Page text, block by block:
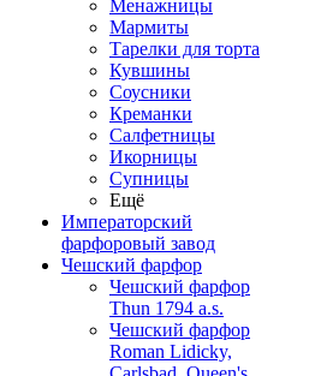
Менажницы
Мармиты
Тарелки для торта
Кувшины
Соусники
Креманки
Салфетницы
Икорницы
Супницы
Ещё
Императорский
фарфоровый завод
Чешский фарфор
Чешский фарфор
Thun 1794 a.s.
Чешский фарфор
Roman Lidicky,